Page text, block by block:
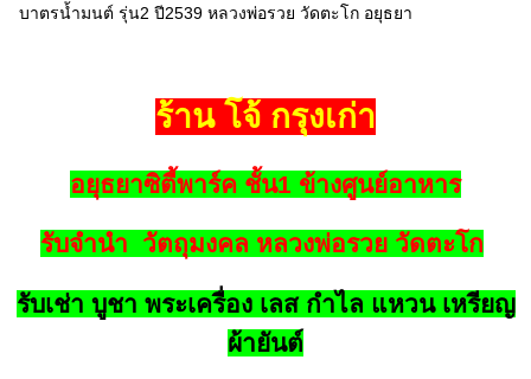
บาตรน้ำมนต์ รุ่น2 ปี2539 หลวงพ่อรวย วัดตะโก อยุธยา
ร้าน โจ้ กรุงเก่า
อยุธยาซิตี้พาร์ค ชั้น1 ข้างศูนย์อาหาร
รับจำนำ วัตถุมงคล หลวงพ่อรวย วัดตะโก
รับเช่า บูชา พระเครื่อง เลส กำไล แหวน เหรียญ
ผ้ายันต์